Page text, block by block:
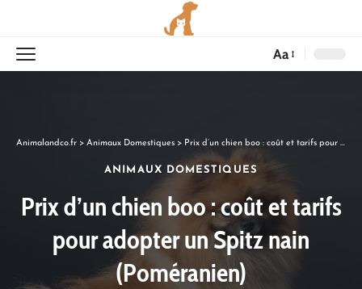
Aa
Animalandco.fr > Animaux Domestiques > Prix d’un chien boo : coût et tarifs pour adopter un Spitz nain (Poméranien)
ANIMAUX DOMESTIQUES
Prix d’un chien boo : coût et tarifs
pour adopter un Spitz nain
(Poméranien)